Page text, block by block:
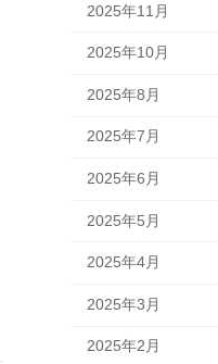
2025年11月
2025年10月
2025年8月
2025年7月
2025年6月
2025年5月
2025年4月
2025年3月
2025年2月